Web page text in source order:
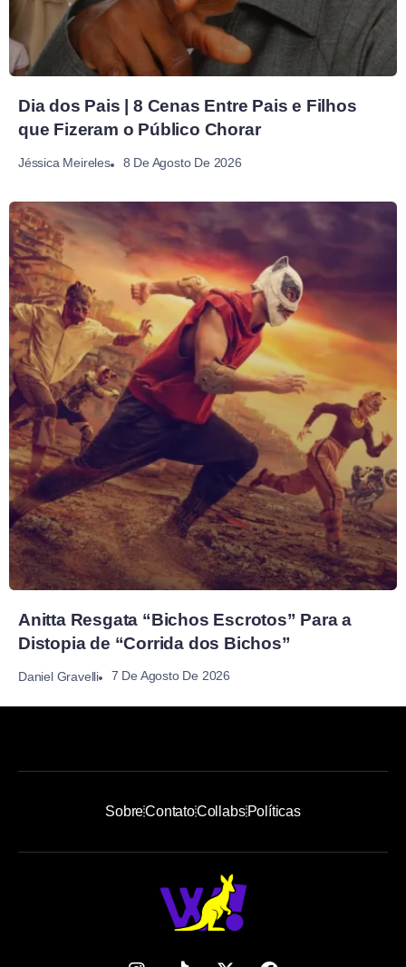
Dia dos Pais | 8 Cenas Entre Pais e Filhos
que Fizeram o Público Chorar
Jéssica Meireles 8 De Agosto De 2026
Anitta Resgata “Bichos Escrotos” Para a
Distopia de “Corrida dos Bichos”
Daniel Gravelli 7 De Agosto De 2026
SobreContatoCollabsPolíticas